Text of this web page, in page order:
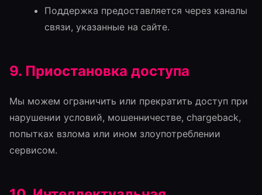
Поддержка предоставляется через каналы
связи, указанные на сайте.
9. Приостановка доступа
Мы можем ограничить или прекратить доступ при
нарушении условий, мошенничестве, chargeback,
попытках взлома или ином злоупотреблении
сервисом.